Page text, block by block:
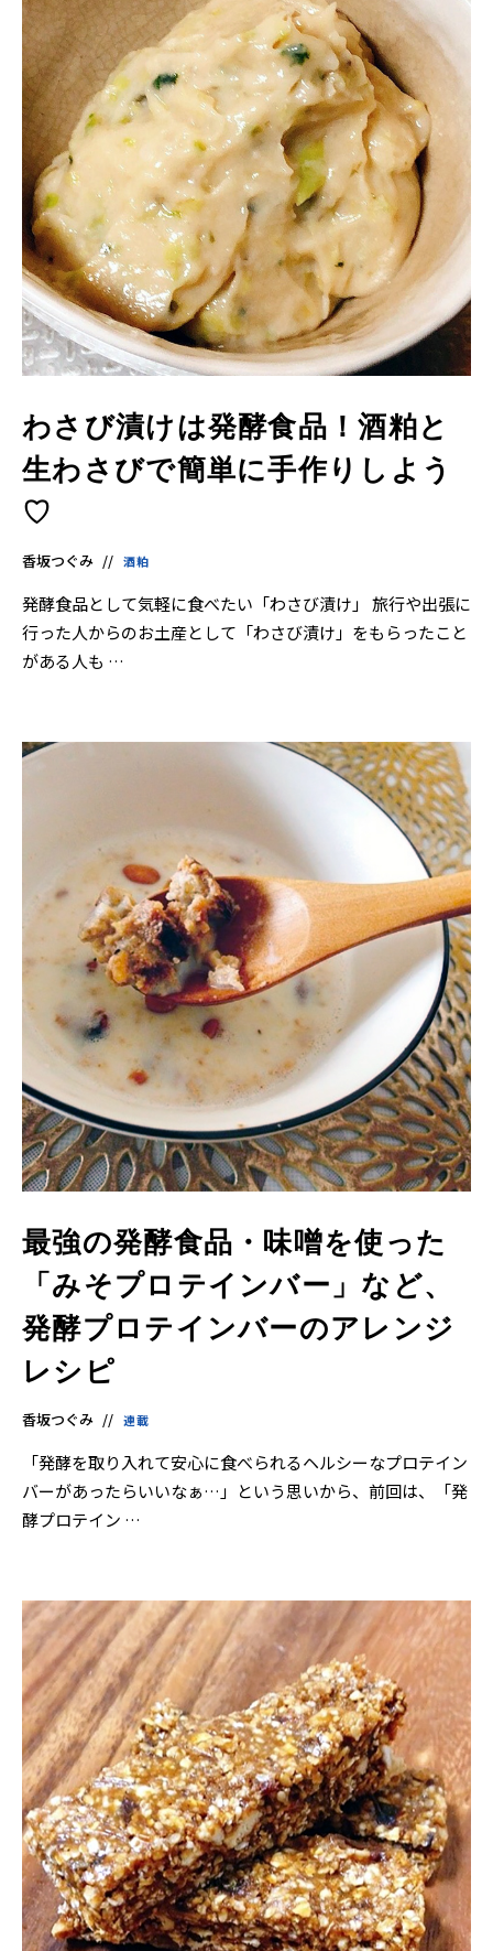
わさび漬けは発酵食品！酒粕と
生わさびで簡単に手作りしよう
♡
香坂つぐみ 酒粕
発酵食品として気軽に食べたい「わさび漬け」 旅行や出張に
行った人からのお土産として「わさび漬け」をもらったこと
がある人も …
最強の発酵食品・味噌を使った
「みそプロテインバー」など、
発酵プロテインバーのアレンジ
レシピ
香坂つぐみ 連載
「発酵を取り入れて安心に食べられるヘルシーなプロテイン
バーがあったらいいなぁ…」という思いから、前回は、「発
酵プロテイン …